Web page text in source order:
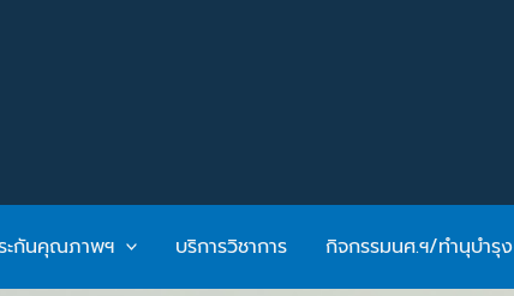
ะกันคุณภาพฯ บริการวิชาการ กิจกรรมนศ.ฯ/ทำนุบำรุง